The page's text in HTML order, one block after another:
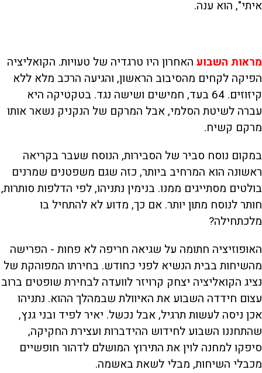
איתי", הוא ענה.
מראות השבוע האחרון היו טרגדיה של טעויות. הקואליציה
הפיקה לקחים מהסיבוב הראשון, והגיעה הרכב מלא ללא
קיזוזים. 64 בעד, חמישים ושישה נגד. בטקטיקה היא
עברה לשיטת הסלמי, אבל המרקם של הנקניק נשאר אותו
מרקם קשיח.
במקום נוסח סביר של הסבירות, הנוסח שעבר בקריאה
ראשונה הוא המרחיב ביותר, כזה שגם משפטנים שמרנים
בולטים מסתייגים ממנו. בנימין נתניהו, לפי הדלפות סותרות,
חותר לנוסח מתון יותר. אם כך, מדוע לא להתחיל בו
מלכתחילה?
האופוזיציה חתומה על שגיאה חריפה לא פחות - הפרישה
מהשיחות בבית הנשיא לפני כחודש. בחירתו המפוהקת של
נציג הקואליציה יצחק קרויזר לוועדה לבחירת שופטים ברוב
עצום חידדה השבוע את האיוולת שבמהלך ההוא. נתניהו
אכן ניסה לעשות תרגיל, אבל נכשל. יאיר לפיד ובני גנץ,
שהתחננו השבוע לחידוש ההידברות ועצירת החקיקה,
סיפקו למחנה לוין את התירוץ המושלם לדהור חופשיים
מכבלי השיחות, מבלי לשאת באשמה.